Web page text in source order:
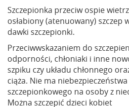
Szczepionka przeciw ospie
osłabiony (atenuowany) szczep
dawki szczepionki.
Przeciwwskazaniem do
odporności, chłoniaki i inne
szpiku czy układu chłonnego
ciąża. Nie ma
szczepionkowego na osoby z
Można szczepić dzieci kobiet